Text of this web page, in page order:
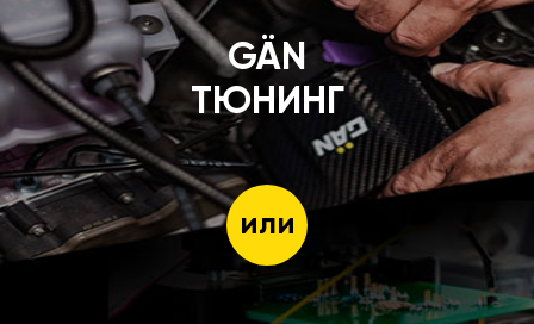
GÄN
ТЮНИНГ
или